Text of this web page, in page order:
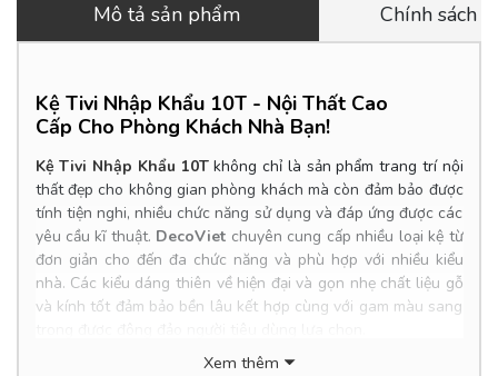
Mô tả sản phẩm Chính sách
Kệ Tivi Nhập Khẩu 10T - Nội Thất Cao
Cấp Cho Phòng Khách Nhà Bạn!
Kệ Tivi Nhập Khẩu 10Tkhông chỉ là sản phẩm trang trí nội
thất đẹp cho không gian phòng khách mà còn đảm bảo được
tính tiện nghi, nhiều chức năng sử dụng và đáp ứng được các
yêu cầu kĩ thuật. DecoViet chuyên cung cấp nhiều loại kệ từ
đơn giản cho đến đa chức năng và phù hợp với nhiều kiểu
nhà. Các kiểu dáng thiên về hiện đại và gọn nhẹ chất liệu gỗ
và kính tốt đảm bảo bền lâu kết hợp cùng với gam màu sang
Xem thêm